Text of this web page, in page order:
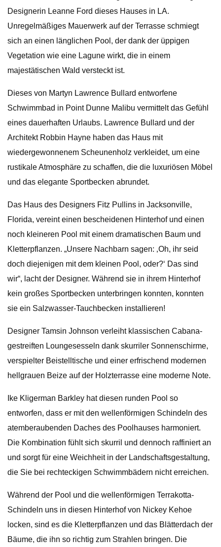
Designerin Leanne Ford dieses Hauses in LA.
Unregelmäßiges Mauerwerk auf der Terrasse schmiegt
sich an einen länglichen Pool, der dank der üppigen
Vegetation wie eine Lagune wirkt, die in einem
majestätischen Wald versteckt ist.
Dieses von Martyn Lawrence Bullard entworfene
Schwimmbad in Point Dunne Malibu vermittelt das Gefühl
eines dauerhaften Urlaubs. Lawrence Bullard und der
Architekt Robbin Hayne haben das Haus mit
wiedergewonnenem Scheunenholz verkleidet, um eine
rustikale Atmosphäre zu schaffen, die die luxuriösen Möbel
und das elegante Sportbecken abrundet.
Das Haus des Designers Fitz Pullins in Jacksonville,
Florida, vereint einen bescheidenen Hinterhof und einen
noch kleineren Pool mit einem dramatischen Baum und
Kletterpflanzen. „Unsere Nachbarn sagen: ‚Oh, ihr seid
doch diejenigen mit dem kleinen Pool, oder?‘ Das sind
wir“, lacht der Designer. Während sie in ihrem Hinterhof
kein großes Sportbecken unterbringen konnten, konnten
sie ein Salzwasser-Tauchbecken installieren!
Designer Tamsin Johnson verleiht klassischen Cabana-
gestreiften Loungesesseln dank skurriler Sonnenschirme,
verspielter Beistelltische und einer erfrischend modernen
hellgrauen Beize auf der Holzterrasse eine moderne Note.
Ike Kligerman Barkley hat diesen runden Pool so
entworfen, dass er mit den wellenförmigen Schindeln des
atemberaubenden Daches des Poolhauses harmoniert.
Die Kombination fühlt sich skurril und dennoch raffiniert an
und sorgt für eine Weichheit in der Landschaftsgestaltung,
die Sie bei rechteckigen Schwimmbädern nicht erreichen.
Während der Pool und die wellenförmigen Terrakotta-
Schindeln uns in diesen Hinterhof von Nickey Kehoe
locken, sind es die Kletterpflanzen und das Blätterdach der
Bäume, die ihn so richtig zum Strahlen bringen. Die